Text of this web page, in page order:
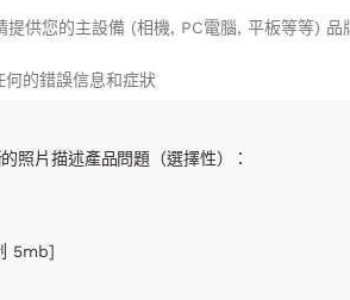
照片描述產品問題（選擇性）：
5mb]